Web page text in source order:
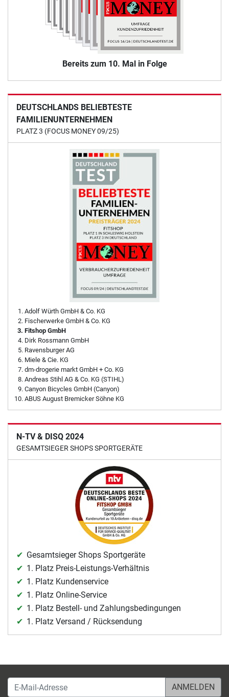
Bereits zum 10. Mal in Folge
DEUTSCHLANDS BELIEBTESTE
FAMILIENUNTERNEHMEN
PLATZ 3 (FOCUS MONEY 09/25)
Adolf Würth GmbH & Co. KG
Fischerwerke GmbH & Co. KG
Fitshop GmbH
Dirk Rossmann GmbH
Ravensburger AG
Miele & Cie. KG
dm-drogerie markt GmbH + Co. KG
Andreas Stihl AG & Co. KG (STIHL)
Canyon Bicycles GmbH (Canyon)
ABUS August Bremicker Söhne KG
N-TV & DISQ 2024
GESAMTSIEGER SHOPS SPORTGERÄTE
Gesamtsieger Shops Sportgeräte
1. Platz Preis-Leistungs-Verhältnis
1. Platz Kundenservice
1. Platz Online-Service
1. Platz Bestell- und Zahlungsbedingungen
1. Platz Versand / Rücksendung
E-Mail-Adresse